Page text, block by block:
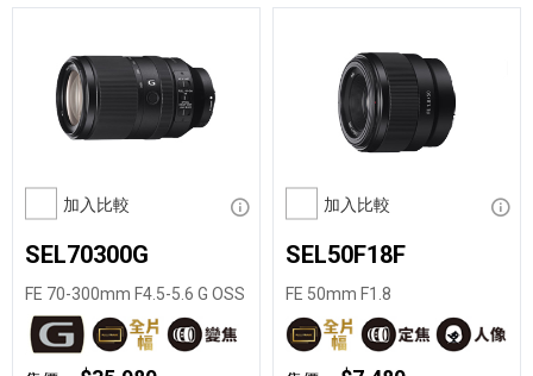
加入比較 顯示資訊
SEL70300G
FE 70-300mm F4.5-5.6 G OSS
加入比較 顯示
SEL50F18F
FE 50mm F1.8